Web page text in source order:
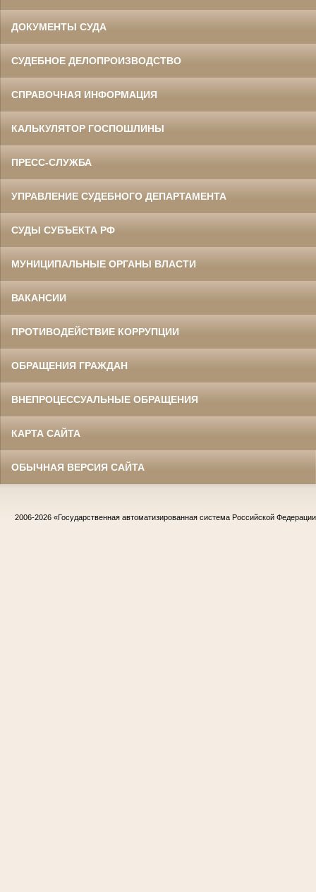
ДОКУМЕНТЫ СУДА
СУДЕБНОЕ ДЕЛОПРОИЗВОДСТВО
СПРАВОЧНАЯ ИНФОРМАЦИЯ
КАЛЬКУЛЯТОР ГОСПОШЛИНЫ
ПРЕСС-СЛУЖБА
УПРАВЛЕНИЕ СУДЕБНОГО ДЕПАРТАМЕНТА
СУДЫ СУБЪЕКТА РФ
МУНИЦИПАЛЬНЫЕ ОРГАНЫ ВЛАСТИ
ВАКАНСИИ
ПРОТИВОДЕЙСТВИЕ КОРРУПЦИИ
ОБРАЩЕНИЯ ГРАЖДАН
ВНЕПРОЦЕССУАЛЬНЫЕ ОБРАЩЕНИЯ
КАРТА САЙТА
ОБЫЧНАЯ ВЕРСИЯ САЙТА
2006-2026 «Государственная автоматизированная система Российской